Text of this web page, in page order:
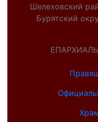
Шелеховский
Бурятский